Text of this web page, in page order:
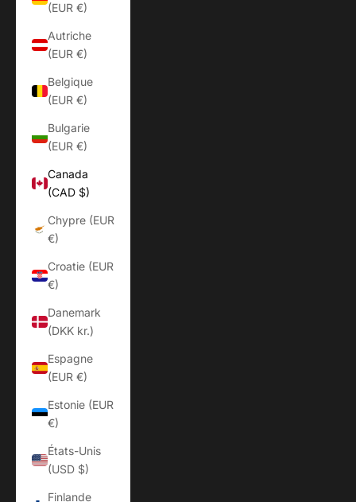
(EUR €)
Autriche
(EUR €)
Belgique
(EUR €)
Bulgarie
(EUR €)
Canada
(CAD $)
Chypre (EUR
€)
Croatie (EUR
€)
Danemark
(DKK kr.)
Espagne
(EUR €)
Estonie (EUR
€)
États-Unis
(USD $)
Finlande